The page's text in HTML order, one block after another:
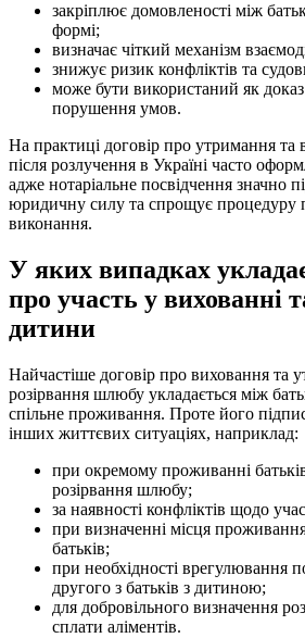
закріплює домовленості між
формі;
визначає чіткий механізм
знижує ризик конфліктів та
може бути використаний як доказ
порушення умов.
На практиці договір про утримання та
після розлучення в Україні часто
адже нотаріальне посвідчення значно
юридичну силу та спрощує процедуру
виконання.
У яких випадках
про участь у вихованні
дитини
Найчастіше договір про виховання та
розірвання шлюбу укладається між
спільне проживання. Проте його
інших життєвих ситуаціях, наприклад:
при окремому проживанні
розірвання шлюбу;
за наявності конфліктів щодо
при визначенні місця
батьків;
при необхідності врегулювання
другого з батьків з дитиною;
для добровільного визначення
сплати аліментів.